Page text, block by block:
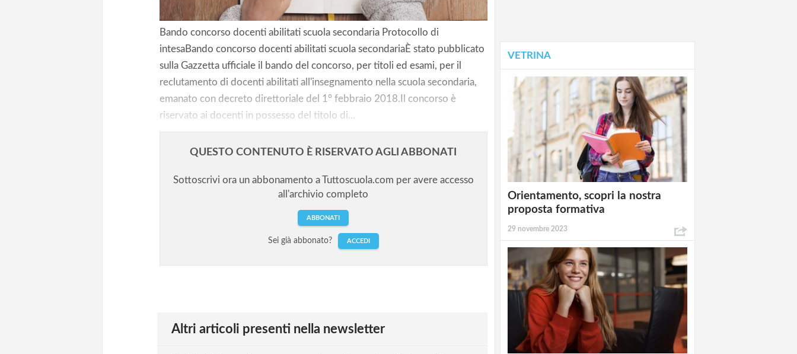
Bando concorso docenti abilitati scuola secondaria Protocollo di
intesaBando concorso docenti abilitati scuola secondariaÈ stato pubblicato
sulla Gazzetta ufficiale il bando del concorso, per titoli ed esami, per il
reclutamento di docenti abilitati all'insegnamento nella scuola secondaria,
emanato con decreto direttoriale del 1° febbraio 2018.Il concorso è
riservato ai docenti in possesso del titolo di...
QUESTO CONTENUTO È RISERVATO AGLI ABBONATI
Sottoscrivi ora un abbonamento a Tuttoscuola.com per avere accesso
all'archivio completo
ABBONATI
Sei già abbonato? ACCEDI
Altri articoli presenti nella newsletter
VETRINA
Orientamento, scopri la nostra
proposta formativa
29 novembre 2023